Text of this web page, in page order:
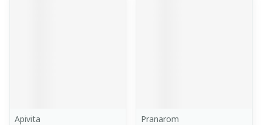
Apivita
Pranarom